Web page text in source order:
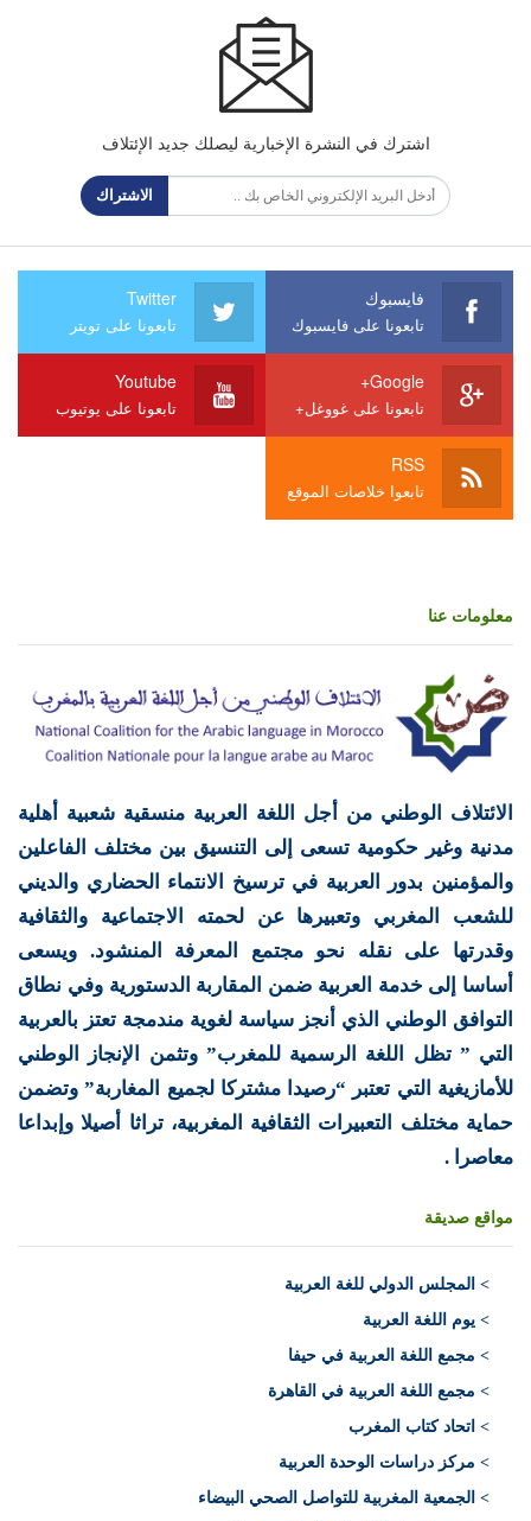
اشترك في النشرة الإخبارية ليصلك جديد الإئتلاف
الاشتراك
فايسبوك
تابعونا على فايسبوك
Twitter
تابعونا على تويتر
Google+
تابعونا على غووغل+
Youtube
تابعونا على يوتيوب
RSS
تابعوا خلاصات الموقع
معلومات عنا
الائتلاف الوطني من أجل اللغة العربية منسقية شعبية أهلية
مدنية وغير حكومية تسعى إلى التنسيق بين مختلف الفاعلين
والمؤمنين بدور العربية في ترسيخ الانتماء الحضاري والديني
للشعب المغربي وتعبيرها عن لحمته الاجتماعية والثقافية
وقدرتها على نقله نحو مجتمع المعرفة المنشود. ويسعى
أساسا إلى خدمة العربية ضمن المقاربة الدستورية وفي نطاق
التوافق الوطني الذي أنجز سياسة لغوية مندمجة تعتز بالعربية
التي ” تظل اللغة الرسمية للمغرب” وتثمن الإنجاز الوطني
للأمازيغية التي تعتبر “رصيدا مشتركا لجميع المغاربة” وتضمن
حماية مختلف التعبيرات الثقافية المغربية، تراثا أصيلا وإبداعا
معاصرا .
مواقع صديقة
> المجلس الدولي للغة العربية
> يوم اللغة العربية
> مجمع اللغة العربية في حيفا
> مجمع اللغة العربية في القاهرة
> اتحاد كتاب المغرب
> مركز دراسات الوحدة العربية
> الجمعية المغربية للتواصل الصحي البيضاء